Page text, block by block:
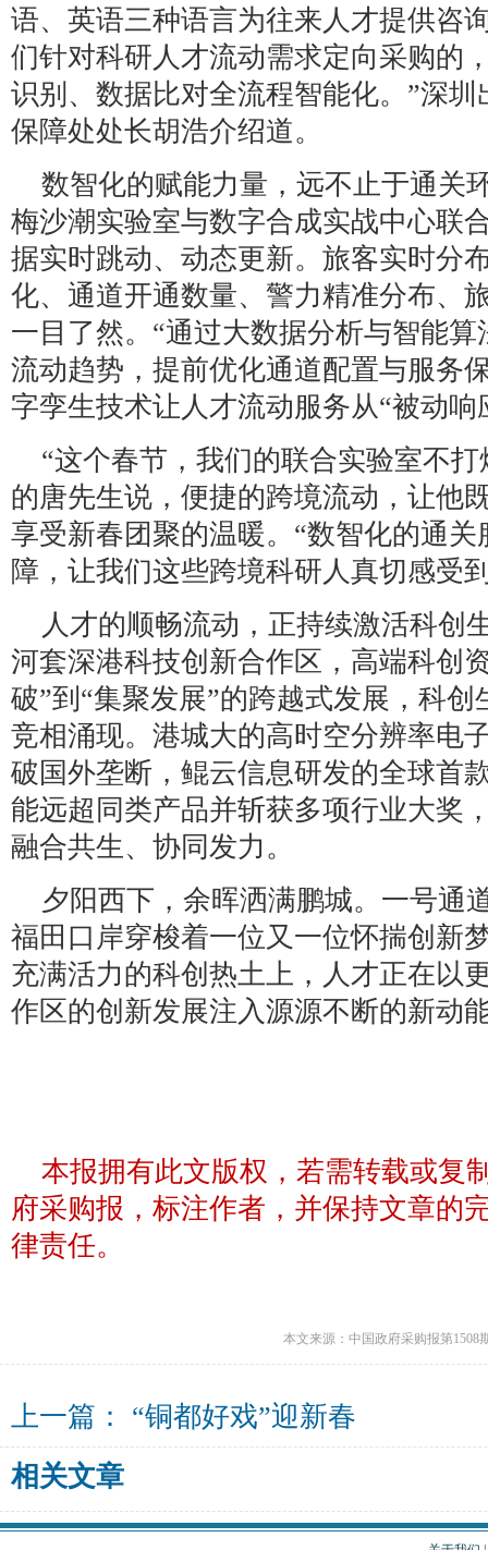
语、英语三种语言为往来人才提供咨
们针对科研人才流动需求定向采购的
识别、数据比对全流程智能化。”深
保障处处长胡浩介绍道。
数智化的赋能力量，远不止于通关
梅沙潮实验室与数字合成实战中心联
据实时跳动、动态更新。旅客实时分
化、通道开通数量、警力精准分布、
一目了然。“通过大数据分析与智能
流动趋势，提前优化通道配置与服务
字孪生技术让人才流动服务从“被动响
“这个春节，我们的联合实验室不
的唐先生说，便捷的跨境流动，让他
享受新春团聚的温暖。“数智化的通
障，让我们这些跨境科研人真切感受
人才的顺畅流动，正持续激活科创
河套深港科技创新合作区，高端科创
破”到“集聚发展”的跨越式发展，科
竞相涌现。港城大的高时空分辨率电
破国外垄断，鲲云信息研发的全球首
能远超同类产品并斩获多项行业大奖
融合共生、协同发力。
夕阳西下，余晖洒满鹏城。一号通
福田口岸穿梭着一位又一位怀揣创新
充满活力的科创热土上，人才正在以
作区的创新发展注入源源不断的新动
本报拥有此文版权，若需转载或复
府采购报，标注作者，并保持文章的
律责任。
本文来源：中国政府采购报第1508
上一篇： “铜都好戏”迎新春
相关文章